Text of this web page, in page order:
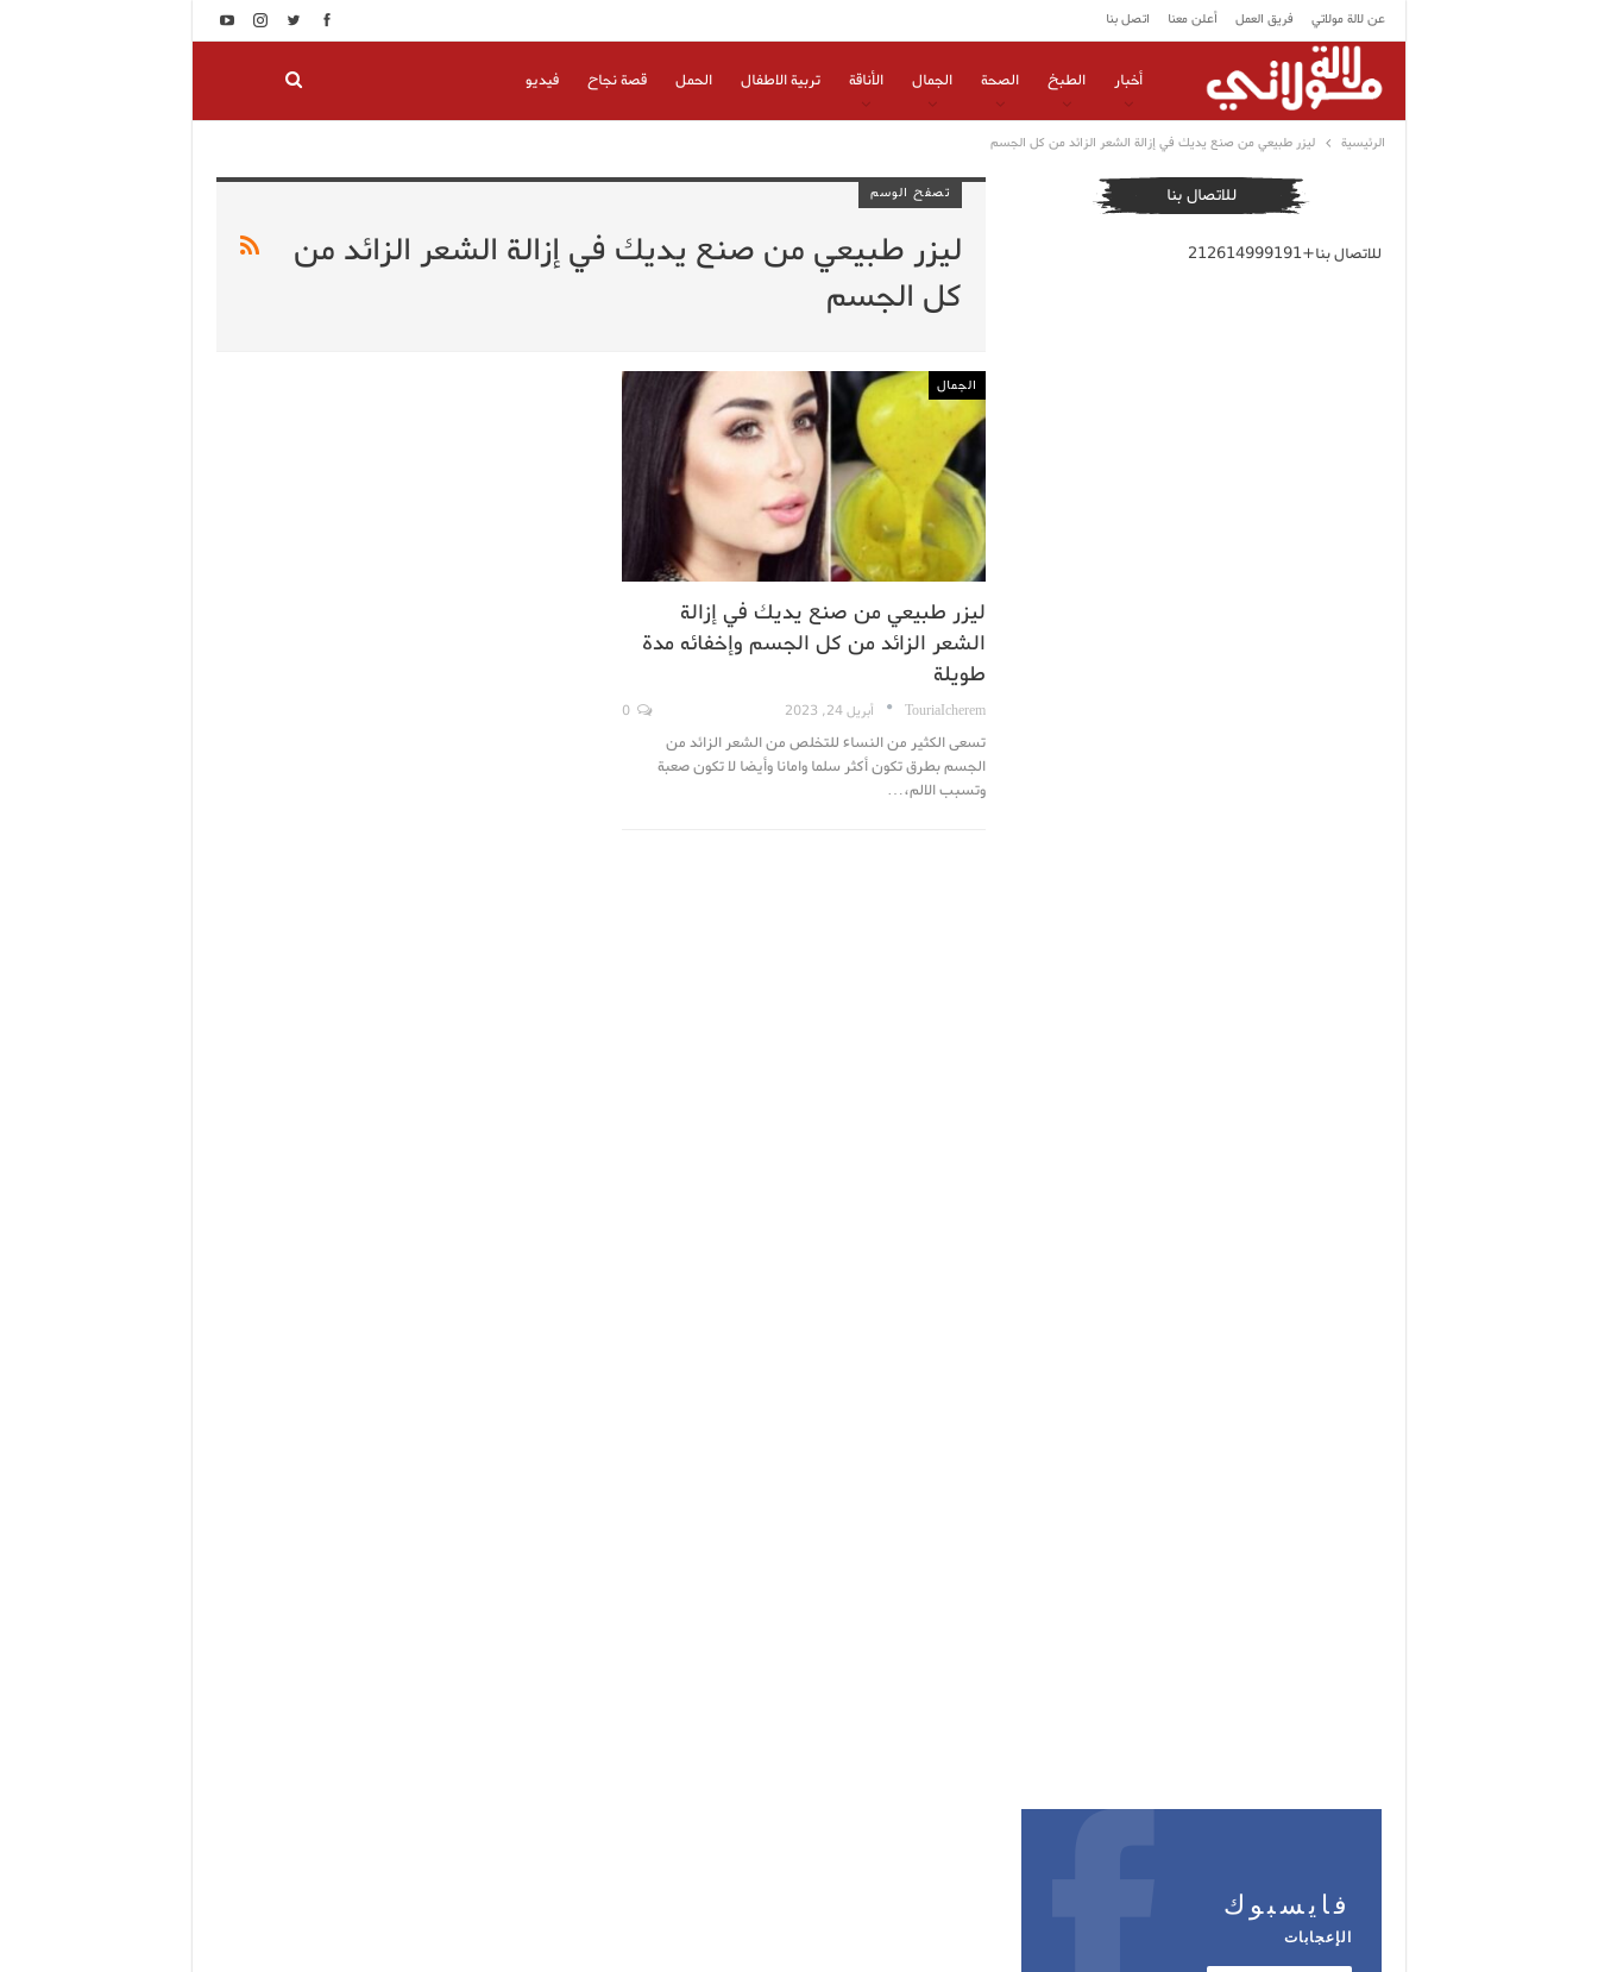
عن لالة مولاتي فريق العمل أعلن معنا اتصل بنا
أخبار الطبخ الصحة الجمال الأناقة تربية الاطفال الحمل قصة نجاح فيديو
الرئيسية ليزر طبيعي من صنع يديك في إزالة الشعر الزائد من كل الجسم
تصفح الوسم
ليزر طبيعي من صنع يديك في إزالة الشعر الزائد من
كل الجسم
الجمال
ليزر طبيعي من صنع يديك في إزالة
الشعر الزائد من كل الجسم وإخفائه مدة
طويلة
TouriaIcherem أبريل 24, 2023
تسعى الكثير من النساء للتخلص من الشعر الزائد من
الجسم بطرق تكون أكثر سلما وامانا وأيضا لا تكون صعبة
وتسبب الالم،…
للاتصال بنا
للاتصال بنا+212614999191
فايسبوك
الإعجابات